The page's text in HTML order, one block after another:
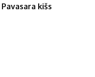
Pavasara kišs